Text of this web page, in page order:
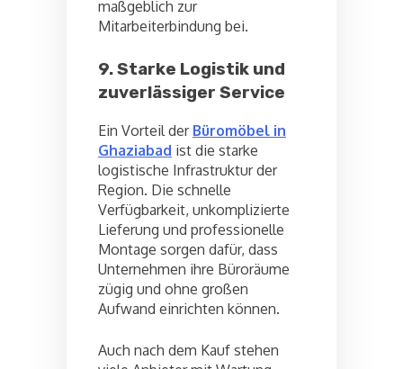
maßgeblich zur
Mitarbeiterbindung bei.
9. Starke Logistik und
zuverlässiger Service
Ein Vorteil der Büromöbel in
Ghaziabad ist die starke
logistische Infrastruktur der
Region. Die schnelle
Verfügbarkeit, unkomplizierte
Lieferung und professionelle
Montage sorgen dafür, dass
Unternehmen ihre Büroräume
zügig und ohne großen
Aufwand einrichten können.
Auch nach dem Kauf stehen